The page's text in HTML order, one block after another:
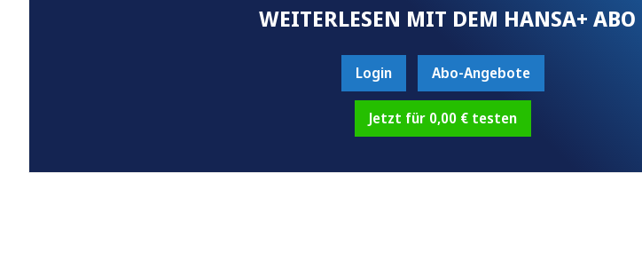
WEITERLESEN MIT DEM HANSA+ ABO
Login Abo-Angebote
Jetzt für 0,00 € testen